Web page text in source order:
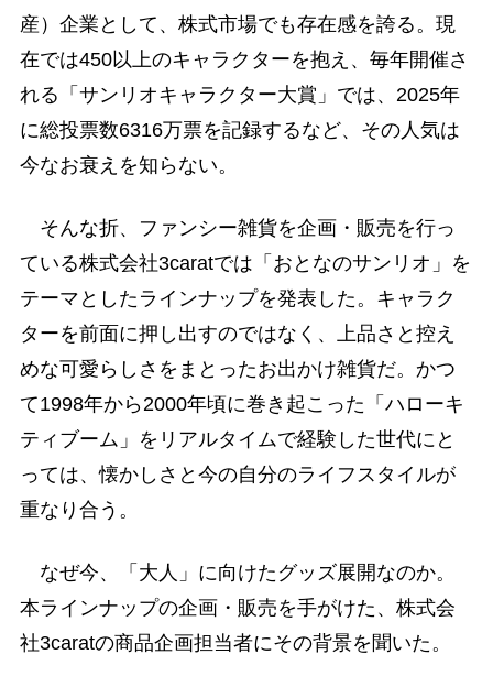
産）企業として、株式市場でも存在感を誇る。現
在では450以上のキャラクターを抱え、毎年開催さ
れる「サンリオキャラクター大賞」では、2025年
に総投票数6316万票を記録するなど、その人気は
今なお衰えを知らない。
そんな折、ファンシー雑貨を企画・販売を行っ
ている株式会社3caratでは「おとなのサンリオ」を
テーマとしたラインナップを発表した。キャラク
ターを前面に押し出すのではなく、上品さと控え
めな可愛らしさをまとったお出かけ雑貨だ。かつ
て1998年から2000年頃に巻き起こった「ハローキ
ティブーム」をリアルタイムで経験した世代にと
っては、懐かしさと今の自分のライフスタイルが
重なり合う。
なぜ今、「大人」に向けたグッズ展開なのか。
本ラインナップの企画・販売を手がけた、株式会
社3caratの商品企画担当者にその背景を聞いた。